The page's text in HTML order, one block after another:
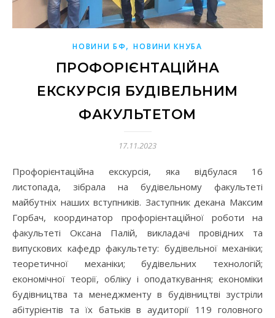
НОВИНИ БФ,НОВИНИ КНУБА
ПРОФОРІЄНТАЦІЙНА
ЕКСКУРСІЯ БУДІВЕЛЬНИМ
ФАКУЛЬТЕТОМ
17.11.2023
Профорієнтаційна екскурсія, яка відбулася 16
листопада, зібрала на будівельному факультеті
майбутніх наших вступників. Заступник декана Максим
Горбач, координатор профорієнтаційної роботи на
факультеті Оксана Палій, викладачі провідних та
випускових кафедр факультету: будівельної механіки;
теоретичної механіки; будівельних технологій;
економічної теорії, обліку і оподаткування; економіки
будівництва та менеджменту в будівництві зустріли
абітурієнтів та їх батьків в аудиторії 119 головного